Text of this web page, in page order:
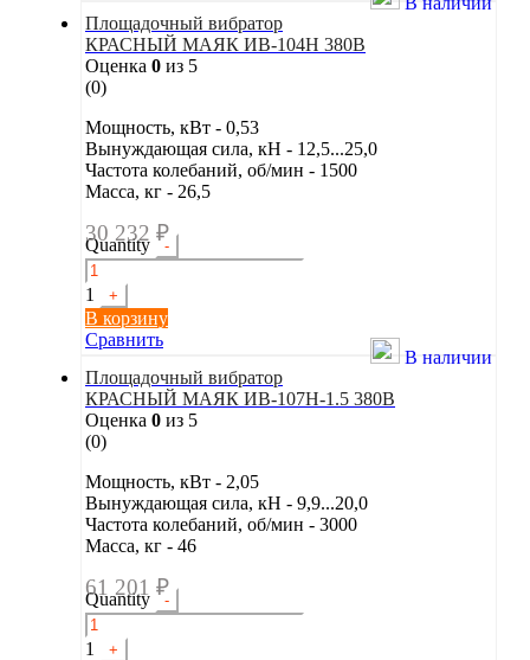
Площадочный вибратор
КРАСНЫЙ МАЯК ИВ-104Н 380В
Оценка 0 из 5
(0)
Мощность, кВт - 0,53
Вынуждающая сила, кН - 12,5...25,0
Частота колебаний, об/мин - 1500
Масса, кг - 26,5
30 232 ₽
Quantity -
1 +
В корзину
Сравнить
В наличии
Площадочный вибратор
КРАСНЫЙ МАЯК ИВ-107Н-1.5 380В
Оценка 0 из 5
(0)
Мощность, кВт - 2,05
Вынуждающая сила, кН - 9,9...20,0
Частота колебаний, об/мин - 3000
Масса, кг - 46
61 201 ₽
Quantity -
1 +